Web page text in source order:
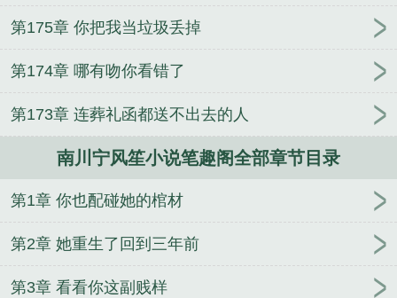
爵宁风笙80章内容 主角叫南川宁风笙的
宁风笙南川
笙南川世爵原著 南川世爵宁风笙原名是什么
南川世
第175章 你把我当垃圾丢掉
第174章 哪有吻你看错了
第173章 连葬礼函都送不出去的人
南川宁风笙小说笔趣阁全部章节目录
第1章 你也配碰她的棺材
第2章 她重生了回到三年前
第3章 看看你这副贱样